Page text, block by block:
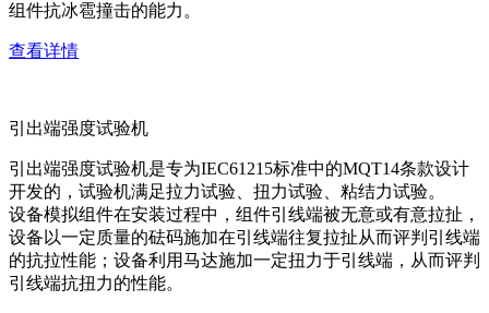
组件抗冰雹撞击的能力。
查看详情
引出端强度试验机
引出端强度试验机是专为IEC61215标准中的MQT14条款设计
开发的，试验机满足拉力试验、扭力试验、粘结力试验。
设备模拟组件在安装过程中，组件引线端被无意或有意拉扯，
设备以一定质量的砝码施加在引线端往复拉扯从而评判引线端
的抗拉性能；设备利用马达施加一定扭力于引线端，从而评判
引线端抗扭力的性能。